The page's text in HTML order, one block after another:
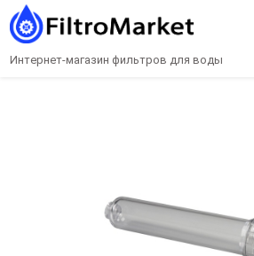
Интернет-магазин фильтров для воды